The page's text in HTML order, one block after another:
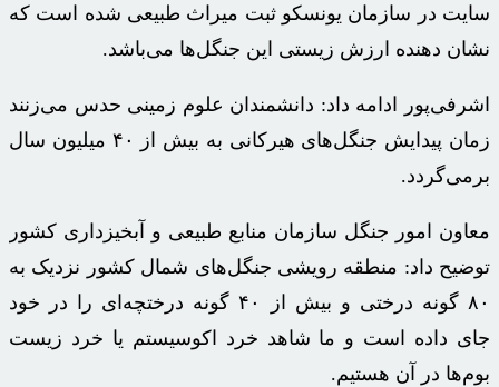
سایت در سازمان یونسکو ثبت میراث طبیعی شده است که
نشان دهنده ارزش زیستی این جنگل‌ها می‌باشد.
اشرفی‌پور ادامه داد: دانشمندان علوم زمینی حدس می‌زنند
زمان پیدایش جنگل‌های هیرکانی به بیش از ۴۰ میلیون سال
برمی‌گردد.
معاون امور جنگل سازمان منابع طبیعی و آبخیزداری کشور
توضیح داد: منطقه رویشی جنگل‌های شمال کشور نزدیک به
۸۰ گونه درختی و بیش از ۴۰ گونه درختچه‌ای را در خود
جای داده است و ما شاهد خرد اکوسیستم یا خرد زیست
بوم‌ها در آن هستیم.